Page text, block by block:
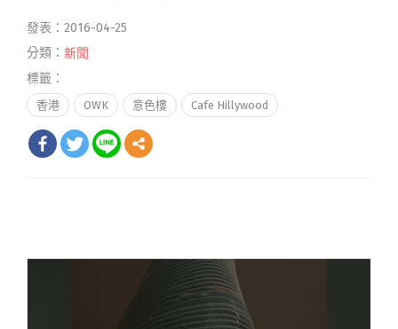
發表：2016-04-25
分類： 新聞
標籤：
香港 OWK 意色樓 Cafe Hillywood